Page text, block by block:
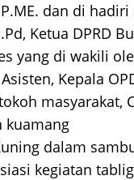
dan di
Ketua DPRD
yang di wakili
Kepala
masyarakat,
kuamang
dalam
kegiatan